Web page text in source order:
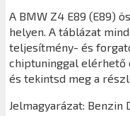
A BMW Z4 E89 (E89)
helyen. A táblázat
teljesítmény- és
chiptuninggal elérhető
és tekintsd meg a
Jelmagyarázat: Benzin